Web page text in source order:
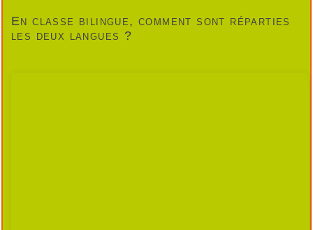
En classe bilingue, comment sont réparties
les deux langues ?